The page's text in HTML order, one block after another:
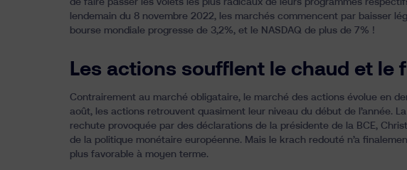
de faire passer les volets les plus radicaux de leurs programmes
lendemain du 8 novembre 2022, les marchés commencent par baisser
bourse mondiale progresse de 3,2%, et le NASDAQ de plus de 7% !
Les actions soufflent le chaud et le
Contrairement au marché obligataire, le marché des actions évolue en
août, les actions retrouvent quasiment leur niveau du début de l’année.
rechute provoquée par des déclarations de la présidente de la BCE,
de la politique monétaire européenne. Mais le krach redouté n’a
plus favorable à moyen terme.